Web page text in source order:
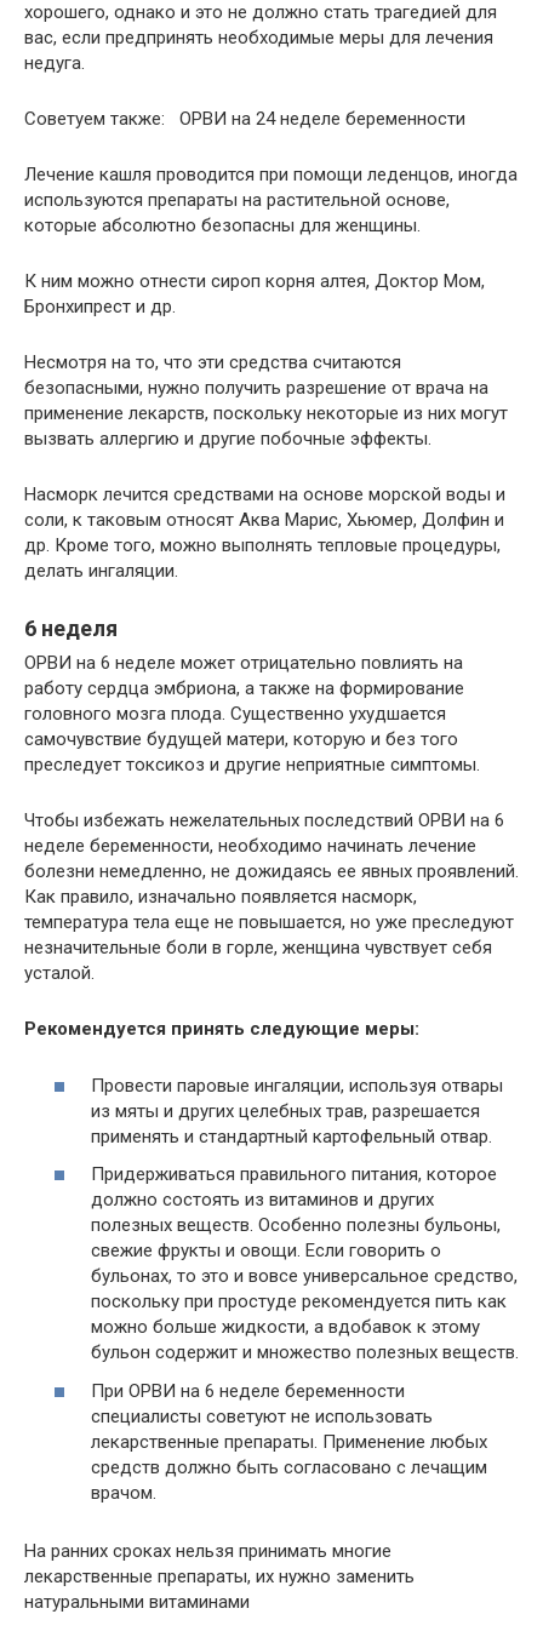
хорошего, однако и это не должно стать трагедией для
вас, если предпринять необходимые меры для лечения
недуга.
Советуем также: ОРВИ на 24 неделе беременности
Лечение кашля проводится при помощи леденцов, иногда
используются препараты на растительной основе,
которые абсолютно безопасны для женщины.
К ним можно отнести сироп корня алтея, Доктор Мом,
Бронхипрест и др.
Несмотря на то, что эти средства считаются
безопасными, нужно получить разрешение от врача на
применение лекарств, поскольку некоторые из них могут
вызвать аллергию и другие побочные эффекты.
Насморк лечится средствами на основе морской воды и
соли, к таковым относят Аква Марис, Хьюмер, Долфин и
др. Кроме того, можно выполнять тепловые процедуры,
делать ингаляции.
6 неделя
ОРВИ на 6 неделе может отрицательно повлиять на
работу сердца эмбриона, а также на формирование
головного мозга плода. Существенно ухудшается
самочувствие будущей матери, которую и без того
преследует токсикоз и другие неприятные симптомы.
Чтобы избежать нежелательных последствий ОРВИ на 6
неделе беременности, необходимо начинать лечение
болезни немедленно, не дожидаясь ее явных проявлений.
Как правило, изначально появляется насморк,
температура тела еще не повышается, но уже преследуют
незначительные боли в горле, женщина чувствует себя
усталой.
Рекомендуется принять следующие меры:
Провести паровые ингаляции, используя отвары
из мяты и других целебных трав, разрешается
применять и стандартный картофельный отвар.
Придерживаться правильного питания, которое
должно состоять из витаминов и других
полезных веществ. Особенно полезны бульоны,
свежие фрукты и овощи. Если говорить о
бульонах, то это и вовсе универсальное средство,
поскольку при простуде рекомендуется пить как
можно больше жидкости, а вдобавок к этому
бульон содержит и множество полезных веществ.
При ОРВИ на 6 неделе беременности
специалисты советуют не использовать
лекарственные препараты. Применение любых
средств должно быть согласовано с лечащим
врачом.
На ранних сроках нельзя принимать многие
лекарственные препараты, их нужно заменить
натуральными витаминами